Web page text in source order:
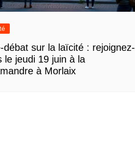
débat sur la laïcité : rejoignez-
le jeudi 19 juin à la
à Morlaix